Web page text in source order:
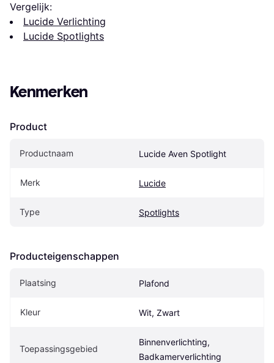
Vergelijk:
Lucide Verlichting
Lucide Spotlights
Kenmerken
Product
Productnaam Lucide Aven Spotlight
Merk Lucide
Type Spotlights
Producteigenschappen
Plaatsing Plafond
Kleur Wit, Zwart
Toepassingsgebied
Binnenverlichting,
Badkamerverlichting